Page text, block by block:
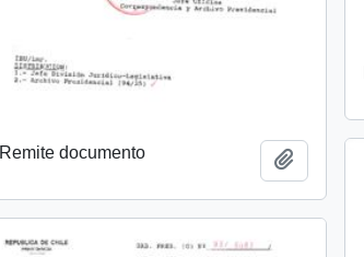
Remite documento